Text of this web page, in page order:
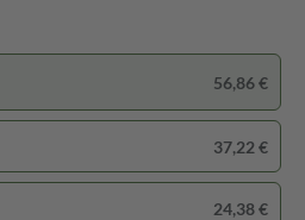
56,86 €
37,22 €
24,38 €